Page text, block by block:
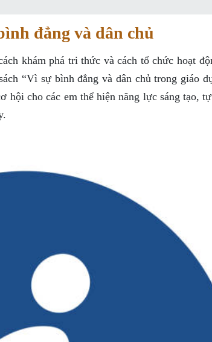
đẳng và dân chủ
khám phá tri thức và cách tổ chức hoạt
“Vì sự bình đẳng và dân chủ trong giáo
hội cho các em thể hiện năng lực sáng tạo,